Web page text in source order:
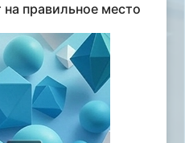
правильное место